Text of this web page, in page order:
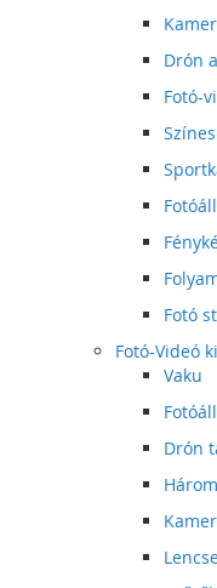
Drón
Fotó-
Fotó
Fotó-Videó
Vaku
Drón